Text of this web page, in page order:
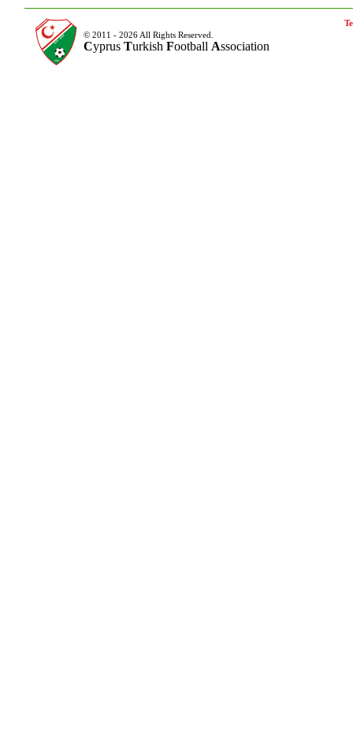
© 2011 - 2026 All Rights Reserved.
Cyprus Turkish Football Association